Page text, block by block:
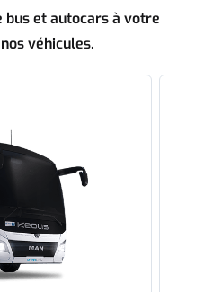
bus et autocars à votre
véhicules.